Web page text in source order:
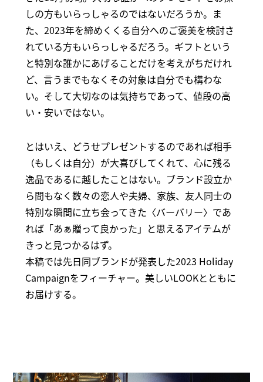
しの方もいらっしゃるのではないだろうか。ま
た、2023年を締めくくる自分へのご褒美を検討さ
れている方もいらっしゃるだろう。ギフトという
と特別な誰かにあげることだけを考えがちだけれ
ど、言うまでもなくその対象は自分でも構わな
い。そして大切なのは気持ちであって、値段の高
い・安いではない。
とはいえ、どうせプレゼントするのであれば相手
（もしくは自分）が大喜びしてくれて、心に残る
逸品であるに越したことはない。ブランド設立か
ら間もなく数々の恋人や夫婦、家族、友人同士の
特別な瞬間に立ち会ってきた〈バーバリー〉であ
れば「あぁ贈って良かった」と思えるアイテムが
きっと見つかるはず。
本稿では先日同ブランドが発表した2023 Holiday
Campaignをフィーチャー。美しいLOOKとともに
お届けする。